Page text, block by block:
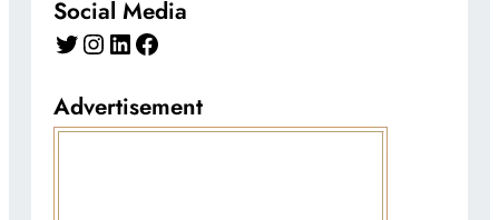
Social Media
Twitter Instagram LinkedIn Facebook
Advertisement